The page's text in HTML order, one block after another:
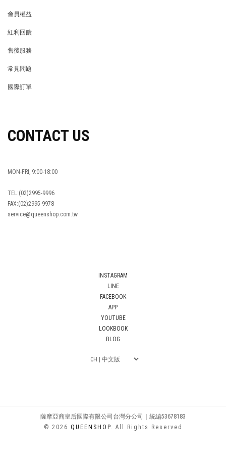
會員權益
紅利回饋
售後服務
常見問題
國際訂單
CONTACT US
MON-FRI, 9:00-18:00
TEL:(02)2995-9996
FAX:(02)2995-9978
service@queenshop.com.tw
INSTAGRAM
LINE
FACEBOOK
APP
YOUTUBE
LOOKBOOK
BLOG
薩摩亞商皇后國際有限公司台灣分公司｜統編53678183
© 2026 QUEENSHOP. All Rights Reserved